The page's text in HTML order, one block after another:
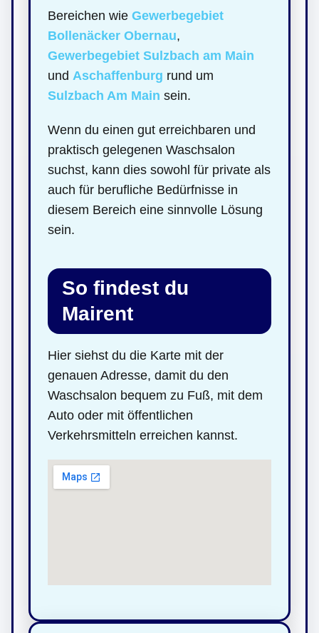
Bereichen wie Gewerbegebiet
Bollenäcker Obernau,
Gewerbegebiet Sulzbach am Main
und Aschaffenburg rund um
Sulzbach Am Main sein.
Wenn du einen gut erreichbaren und
praktisch gelegenen Waschsalon
suchst, kann dies sowohl für private als
auch für berufliche Bedürfnisse in
diesem Bereich eine sinnvolle Lösung
sein.
So findest du
Mairent
Hier siehst du die Karte mit der
genauen Adresse, damit du den
Waschsalon bequem zu Fuß, mit dem
Auto oder mit öffentlichen
Verkehrsmitteln erreichen kannst.